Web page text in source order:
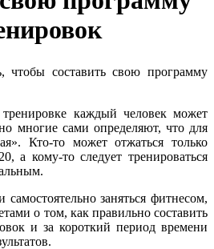
каждый человек может
многие сами определяют, что для
Кто-то может отжаться только
а кому-то следует тренироваться
заняться фитнесом,
о том, как правильно составить
и за короткий период времени